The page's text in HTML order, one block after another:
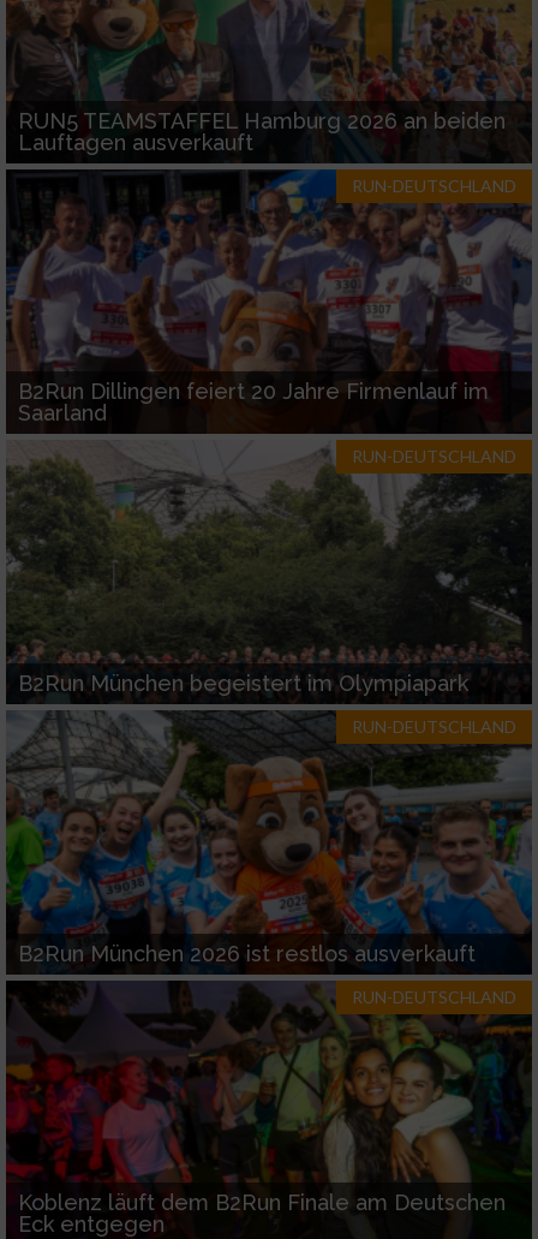
RUN5 TEAMSTAFFEL Hamburg 2026 an beiden
Lauftagen ausverkauft
RUN-DEUTSCHLAND
B2Run Dillingen feiert 20 Jahre Firmenlauf im
Saarland
RUN-DEUTSCHLAND
B2Run München begeistert im Olympiapark
RUN-DEUTSCHLAND
B2Run München 2026 ist restlos ausverkauft
RUN-DEUTSCHLAND
Koblenz läuft dem B2Run Finale am Deutschen
Eck entgegen